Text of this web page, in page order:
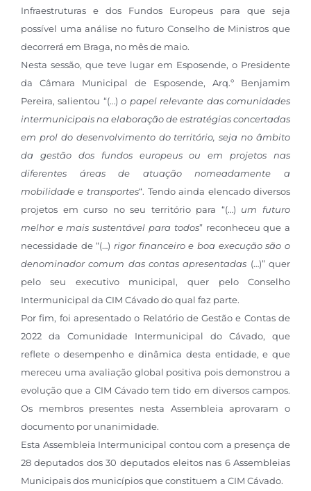
Infraestruturas e dos Fundos Europeus para que seja
possível uma análise no futuro Conselho de Ministros que
decorrerá em Braga, no mês de maio.
Nesta sessão, que teve lugar em Esposende, o Presidente
da Câmara Municipal de Esposende, Arq.º Benjamim
Pereira, salientou “(…)o papel relevante das comunidades
intermunicipais na elaboração de estratégias concertadas
em prol do desenvolvimento do território, seja no âmbito
da gestão dos fundos europeus ou em projetos nas
diferentes áreas de atuação nomeadamente a
mobilidade e transportes“. Tendo ainda elencado diversos
projetos em curso no seu território para “(…) um futuro
melhor e mais sustentável para todos” reconheceu que a
necessidade de “(…) rigor financeiro e boa execução são o
denominador comum das contas apresentadas (…)” quer
pelo seu executivo municipal, quer pelo Conselho
Intermunicipal da CIM Cávado do qual faz parte.
Por fim, foi apresentado o Relatório de Gestão e Contas de
2022 da Comunidade Intermunicipal do Cávado, que
reflete o desempenho e dinâmica desta entidade, e que
mereceu uma avaliação global positiva pois demonstrou a
evolução que a CIM Cávado tem tido em diversos campos.
Os membros presentes nesta Assembleia aprovaram o
documento por unanimidade.
Esta Assembleia Intermunicipal contou com a presença de
28 deputados dos 30 deputados eleitos nas 6 Assembleias
Municipais dos municípios que constituem a CIM Cávado.